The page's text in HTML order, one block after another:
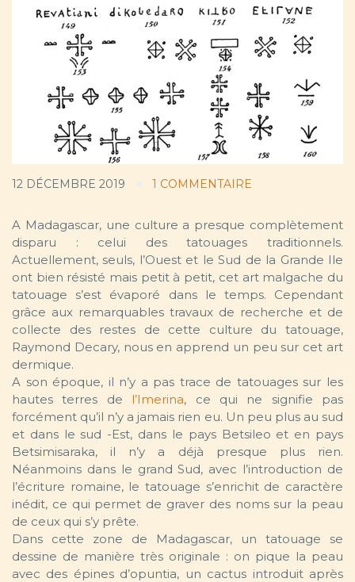
12 DÉCEMBRE 2019 1 COMMENTAIRE
A Madagascar, une culture a presque complètement
disparu : celui des tatouages traditionnels.
Actuellement, seuls, l’Ouest et le Sud de la Grande Ile
ont bien résisté mais petit à petit, cet art malgache du
tatouage s’est évaporé dans le temps. Cependant
grâce aux remarquables travaux de recherche et de
collecte des restes de cette culture du tatouage,
Raymond Decary, nous en apprend un peu sur cet art
dermique.
A son époque, il n’y a pas trace de tatouages sur les
hautes terres de l’Imerina, ce qui ne signifie pas
forcément qu’il n’y a jamais rien eu. Un peu plus au sud
et dans le sud -Est, dans le pays Betsileo et en pays
Betsimisaraka, il n’y a déjà presque plus rien.
Néanmoins dans le grand Sud, avec l’introduction de
l’écriture romaine, le tatouage s’enrichit de caractère
inédit, ce qui permet de graver des noms sur la peau
de ceux qui s’y prête.
Dans cette zone de Madagascar, un tatouage se
dessine de manière très originale : on pique la peau
avec des épines d’opuntia, un cactus introduit après